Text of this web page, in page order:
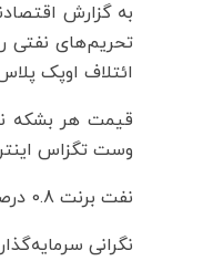
به گزارش
تحریم‌های نفتی
ائتلاف اوپک
وست تگزاس اینترمدیت آمریکا هم با 16 سنت
نفت برنت 0.8 درصد طی یک هفته گذشته افزایش قیمت و نفت آمریکا 0.2 درصد کاهش قیمت داشته است.
نگرانی